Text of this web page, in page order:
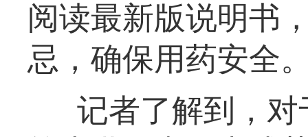
阅读最新版说明书
忌，确保用药安全
记者了解到，